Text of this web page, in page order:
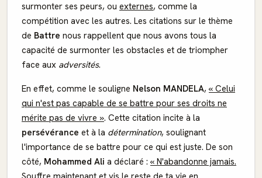
surmonter ses peurs, ou externes, comme la
compétition avec les autres. Les citations sur le thème
de Battre nous rappellent que nous avons tous la
capacité de surmonter les obstacles et de triompher
face aux adversités.
En effet, comme le souligne Nelson MANDELA, « Celui
qui n'est pas capable de se battre pour ses droits ne
mérite pas de vivre ». Cette citation incite à la
persévérance et à la détermination, soulignant
l'importance de se battre pour ce qui est juste. De son
côté, Mohammed Ali a déclaré : « N'abandonne jamais.